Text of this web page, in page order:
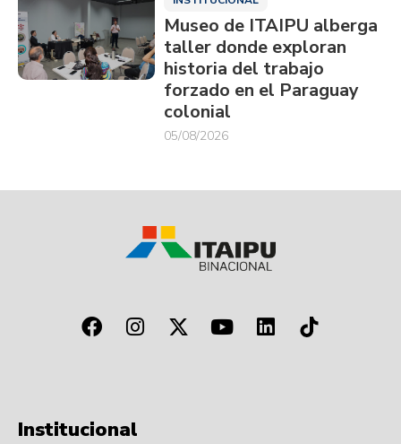
Museo de ITAIPU alberga
taller donde exploran
historia del trabajo
forzado en el Paraguay
colonial
05/08/2026
Institucional